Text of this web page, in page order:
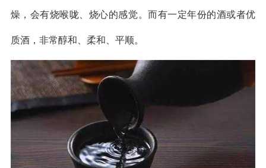
燥，会有烧喉咙、烧心的感觉。而有一定年份的酒或者优
质酒，非常醇和、柔和、平顺。